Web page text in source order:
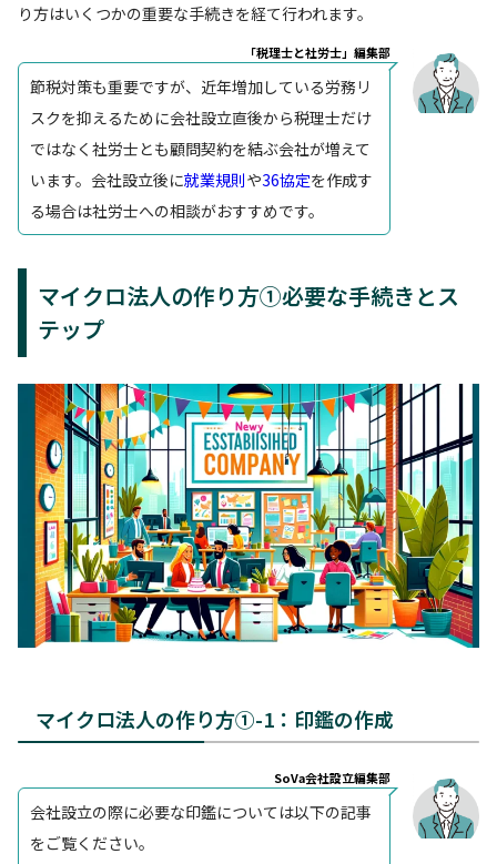
り方はいくつかの重要な手続きを経て行われます。
「税理士と社労士」編集部
節税対策も重要ですが、近年増加している労務リ
スクを抑えるために会社設立直後から税理士だけ
ではなく社労士とも顧問契約を結ぶ会社が増えて
います。会社設立後に就業規則や36協定を作成す
る場合は社労士への相談がおすすめです。
マイクロ法人の作り方①必要な手続きとス
テップ
マイクロ法人の作り方①-1：印鑑の作成
SoVa会社設立編集部
会社設立の際に必要な印鑑については以下の記事
をご覧ください。